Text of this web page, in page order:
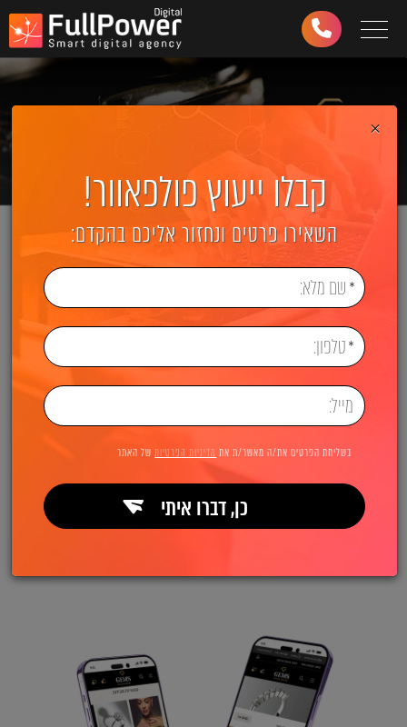
Toggle navigation
997 ×
קבלו ייעוץ פולפאוור!
השאירו פרטים ונחזור אליכם בהקדם:
בשליחת הפרטים את/ה מאשר/ת את מדיניות הפרטיותשל האתר
כן, דברו איתי